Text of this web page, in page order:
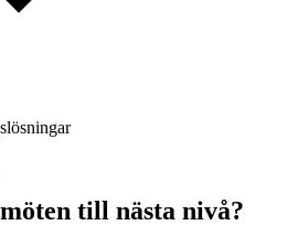
till nästa nivå?